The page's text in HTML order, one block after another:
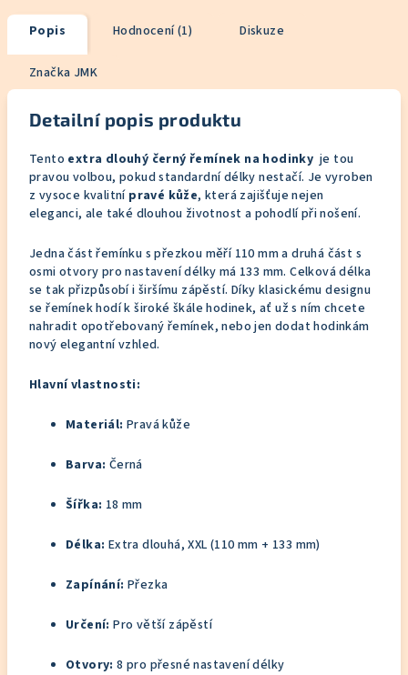
Popis Hodnocení (1) Diskuze
Značka JMK
Detailní popis produktu
Tento extra dlouhý černý řemínek na hodinky je tou
pravou volbou, pokud standardní délky nestačí. Je vyroben
z vysoce kvalitní pravé kůže, která zajišťuje nejen
eleganci, ale také dlouhou životnost a pohodlí při nošení.
Jedna část řemínku s přezkou měří 110 mm a druhá část s
osmi otvory pro nastavení délky má 133 mm. Celková délka
se tak přizpůsobí i širšímu zápěstí. Díky klasickému designu
se řemínek hodí k široké škále hodinek, ať už s ním chcete
nahradit opotřebovaný řemínek, nebo jen dodat hodinkám
nový elegantní vzhled.
Hlavní vlastnosti:
Materiál: Pravá kůže
Barva: Černá
Šířka: 18 mm
Délka: Extra dlouhá, XXL (110 mm + 133 mm)
Zapínání: Přezka
Určení: Pro větší zápěstí
Otvory: 8 pro přesné nastavení délky